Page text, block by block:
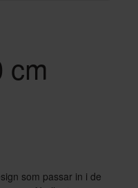
cm
som passar in i de